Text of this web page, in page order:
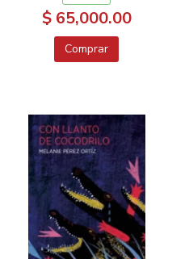
$ 65,000.00
Comprar